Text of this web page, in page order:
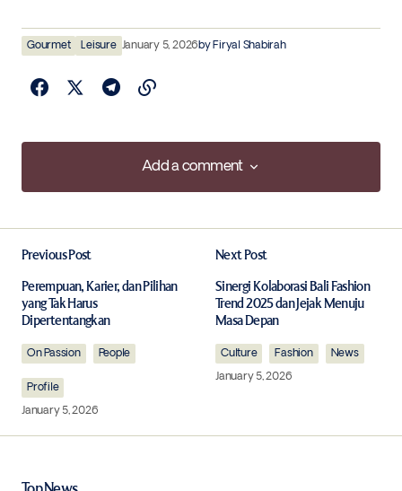
Gourmet Leisure January 5, 2026by Firyal Shabirah
Add a comment
Add a comment
Required fields are marked*
Previous Post
Perempuan, Karier, dan Pilihan
yang Tak Harus
Dipertentangkan
On Passion People
Profile
January 5, 2026
Next Post
Sinergi Kolaborasi Bali Fashion
Trend 2025 dan Jejak Menuju
Masa Depan
Culture Fashion
News
January 5, 2026